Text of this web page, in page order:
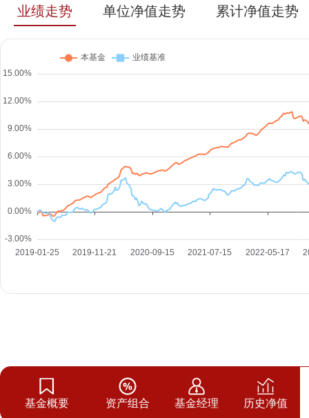
业绩走势 单位净值走势 累计净值走势
基金概要 资产组合 基金经理 历史净值